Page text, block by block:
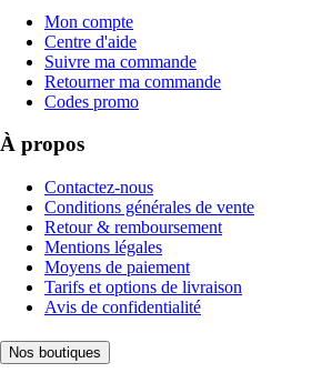
Mon compte
Centre d'aide
Suivre ma commande
Retourner ma commande
Codes promo
À propos
Contactez-nous
Conditions générales de vente
Retour & remboursement
Mentions légales
Moyens de paiement
Tarifs et options de livraison
Avis de confidentialité
Nos boutiques